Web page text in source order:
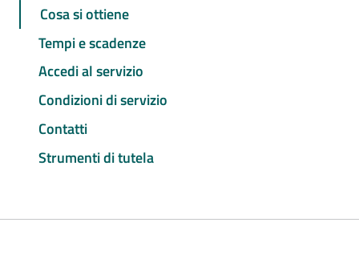
Cosa si ottiene
Tempi e scadenze
Accedi al servizio
Condizioni di servizio
Contatti
Strumenti di tutela